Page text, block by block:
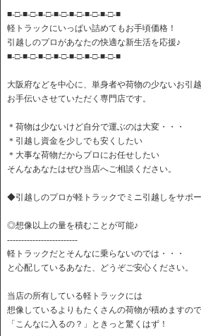
■-□-■-□-■-□-■-□-■-□-■-□-■-□-■
軽トラックにいっぱい詰めてもお手頃価格！
引越しのプロがあなたの快適な新生活を応援♪
■-□-■-□-■-□-■-□-■-□-■-□-■-□-■
大阪府などを中心に、単身者や荷物の少ないお引
お手伝いさせていただく専門店です。
＊荷物は少ないけど自分で運ぶのは大変・・・
＊引越し資金を少しでも安くしたい
＊大事な荷物だからプロにお任せしたい
そんなあなたはぜひ当店へご相談ください。
◆引越しのプロが軽トラックでミニ引越しをサポー
◎想像以上の量を積むことが可能♪
-------------------------
軽トラックだとそんなに乗らないのでは・・・
と心配しているあなた、どうぞご安心ください。
当店の所有している軽トラックには
想像しているよりもたくさんの荷物が積めますので
「こんなに入るの？」ときっと驚くはず！